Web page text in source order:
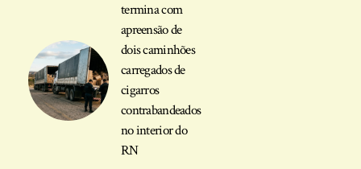
termina com
apreensão de
dois caminhões
carregados de
cigarros
contrabandeados
no interior do
RN